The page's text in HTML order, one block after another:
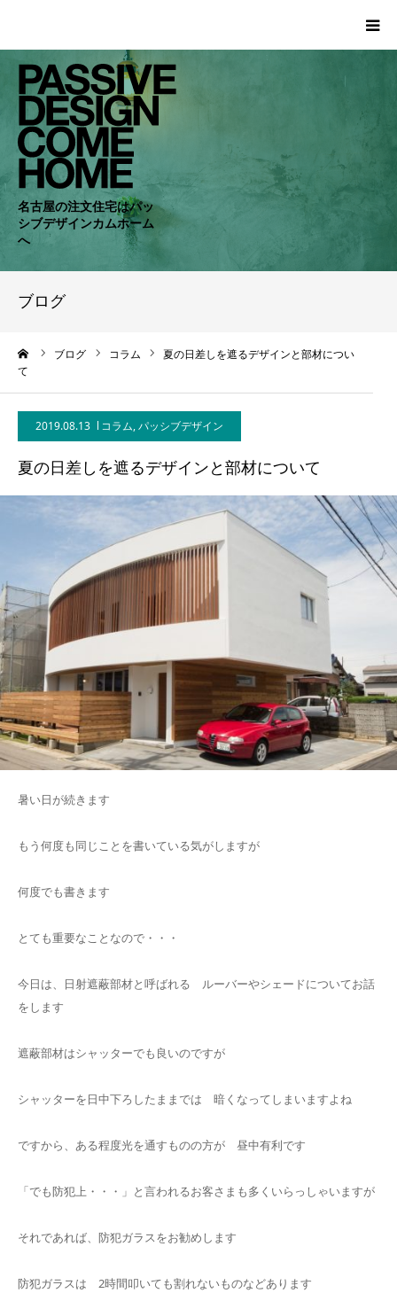
名古屋の注文住宅はパッ
シブデザインカムホーム
へ
ブログ
ブログ コラム
夏の日差しを遮るデザインと部材につい
て
2019.08.13 コラム,パッシブデザイン
夏の日差しを遮るデザインと部材について
暑い日が続きます
もう何度も同じことを書いている気がしますが
何度でも書きます
とても重要なことなので・・・
今日は、日射遮蔽部材と呼ばれる ルーバーやシェードについてお話
をします
遮蔽部材はシャッターでも良いのですが
シャッターを日中下ろしたままでは 暗くなってしまいますよね
ですから、ある程度光を通すものの方が 昼中有利です
「でも防犯上・・・」と言われるお客さまも多くいらっしゃいますが
それであれば、防犯ガラスをお勧めします
防犯ガラスは 2時間叩いても割れないものなどあります
HOME
WORKS
COMPANY
CONCEPT
BLOG
CONTACT